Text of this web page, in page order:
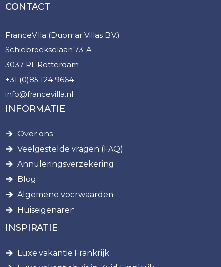
CONTACT
FranceVilla (Duomar Villas B.V.)
Schiebroekselaan 73-A
3037 RL Rotterdam
+31 (0)85 124 9664
info@francevilla.nl
INFORMATIE
Over ons
Veelgestelde vragen (FAQ)
Annuleringsverzekering
Blog
Algemene voorwaarden
Huiseigenaren
INSPIRATIE
Luxe vakantie Frankrijk